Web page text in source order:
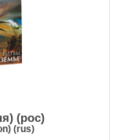
(рос)
(rus)